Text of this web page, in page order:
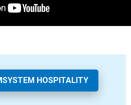
HOSPITALITY